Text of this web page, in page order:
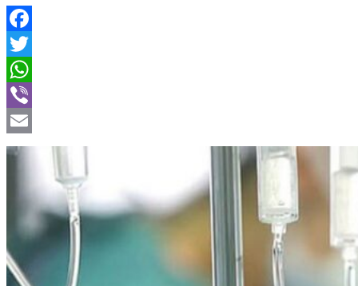
Facebook
Twitter
WhatsApp
Viber
Email